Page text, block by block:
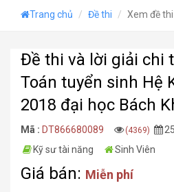
Trang chủ Đề thi Xem đề thi
Đề thi và lời giải chi
Toán tuyển sinh Hệ
2018 đại học Bách
Mã : DT866680089 (4369)
Kỹ sư tài năng
Sinh Viên
Giá bán: Miễn phí